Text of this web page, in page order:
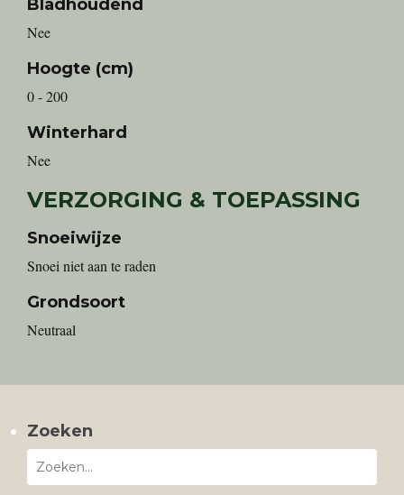
Bladhoudend
Nee
Hoogte (cm)
0 - 200
Winterhard
Nee
VERZORGING & TOEPASSING
Snoeiwijze
Snoei niet aan te raden
Grondsoort
Neutraal
Zoeken